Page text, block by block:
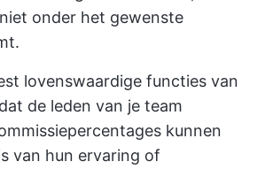
onder het gewenste
lovenswaardige functies van
de leden van je team
kunnen
van hun ervaring of